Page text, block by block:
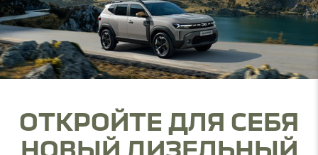
ОТКРОЙТЕ ДЛЯ СЕБЯ
НОВЫЙ ДИЗЕЛЬНЫЙ